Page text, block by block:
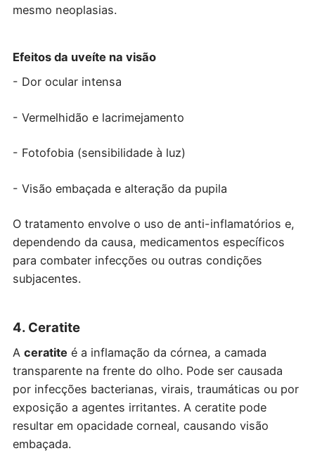
mesmo neoplasias.
Efeitos da uveíte na visão
- Dor ocular intensa
- Vermelhidão e lacrimejamento
- Fotofobia (sensibilidade à luz)
- Visão embaçada e alteração da pupila
O tratamento envolve o uso de anti-inflamatórios e,
dependendo da causa, medicamentos específicos
para combater infecções ou outras condições
subjacentes.
4. Ceratite
A ceratite é a inflamação da córnea, a camada
transparente na frente do olho. Pode ser causada
por infecções bacterianas, virais, traumáticas ou por
exposição a agentes irritantes. A ceratite pode
resultar em opacidade corneal, causando visão
embaçada.